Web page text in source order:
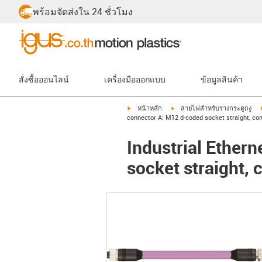
พร้อมจัดส่งใน 24 ชั่วโมง
สั่งซื้อออนไลน์ เครื่องมือออกแบบ ข้อมูลสินค้า
igus-icon-arrow-right
หน้าหลัก igus-icon-arrow-right
สายไฟสำหรับรางกระดูกงู
connector A: M12 d-coded socket straight,
Industrial
socket straight,